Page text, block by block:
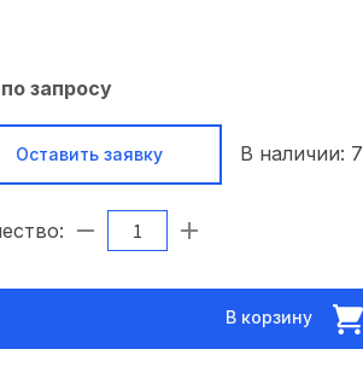
запросу
Оставить заявку В наличии: 7
В корзину